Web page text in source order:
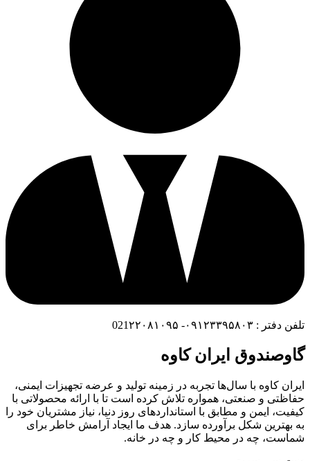
تلفن دفتر : ۰۹۱۲۳۳۹۵۸۰۳- 021۲۲۰۸۱۰۹۵
گاوصندوق ایران کاوه
ایران کاوه با سال‌ها تجربه در زمینه تولید و عرضه تجهیزات ایمنی،
حفاظتی و صنعتی، همواره تلاش کرده است تا با ارائه محصولاتی با
کیفیت، ایمن و مطابق با استانداردهای روز دنیا، نیاز مشتریان خود را
به بهترین شکل برآورده سازد. هدف ما ایجاد آرامش خاطر برای
شماست، چه در محیط کار و چه در خانه.